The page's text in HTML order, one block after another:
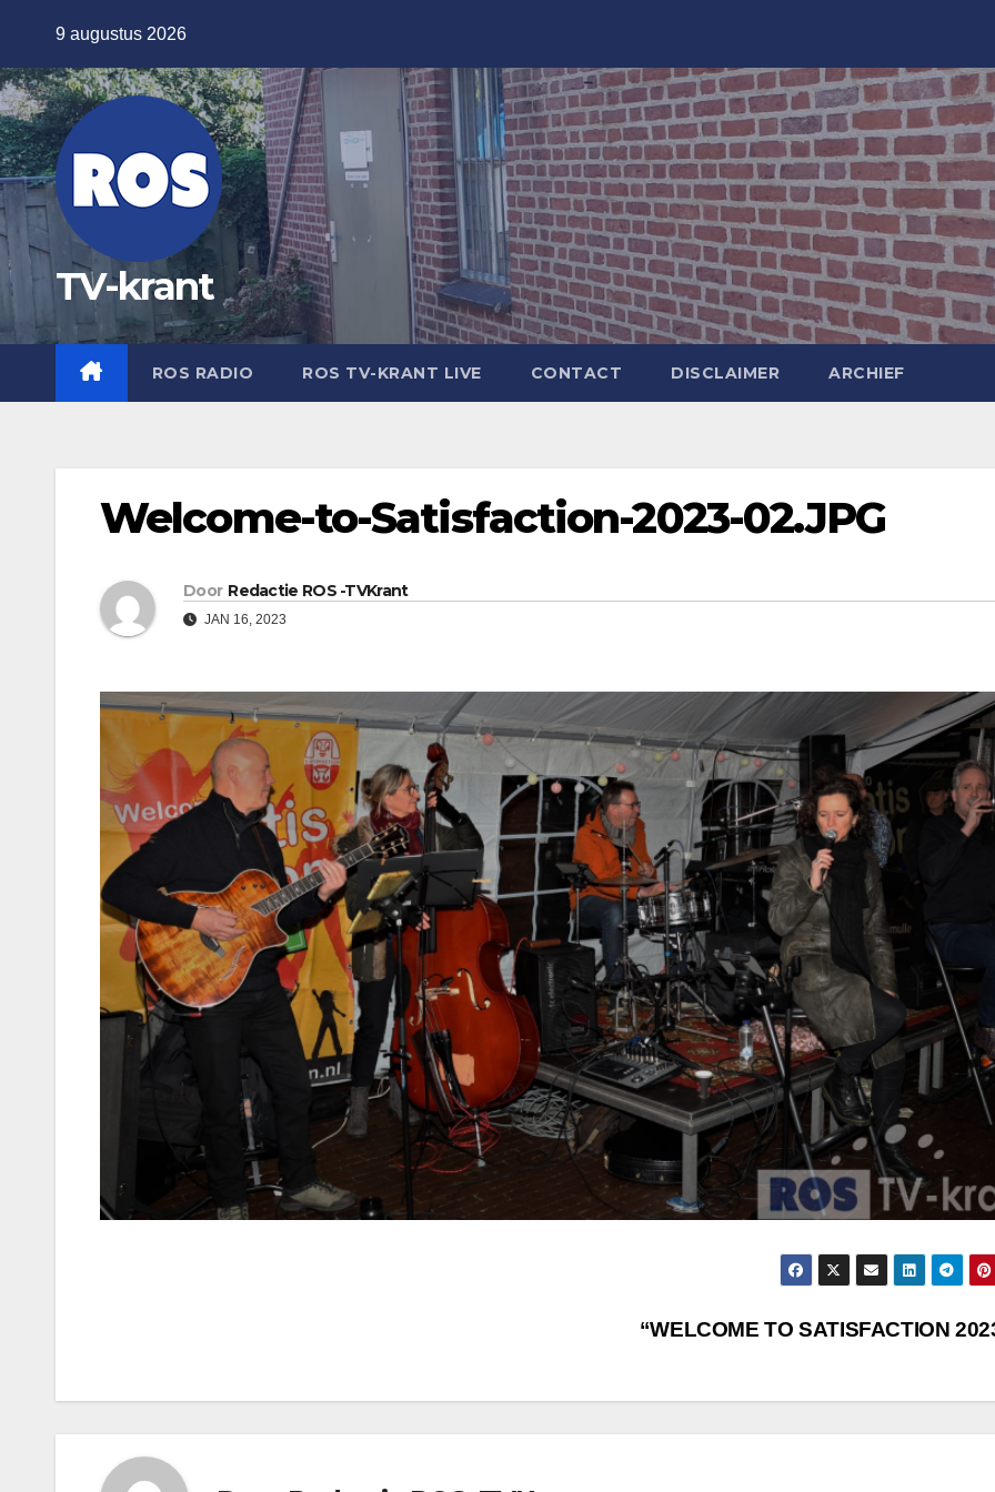
de
inhoud
9 augustus 2026
TV-krant
ROS RADIO ROS TV-KRANT LIVE CONTACT DISCLAIMER ARCHIEF
Welcome-to-Satisfaction-2023-02.JPG
Door Redactie ROS -TVKrant
JAN 16, 2023
“WELCOME TO SATISFACTION